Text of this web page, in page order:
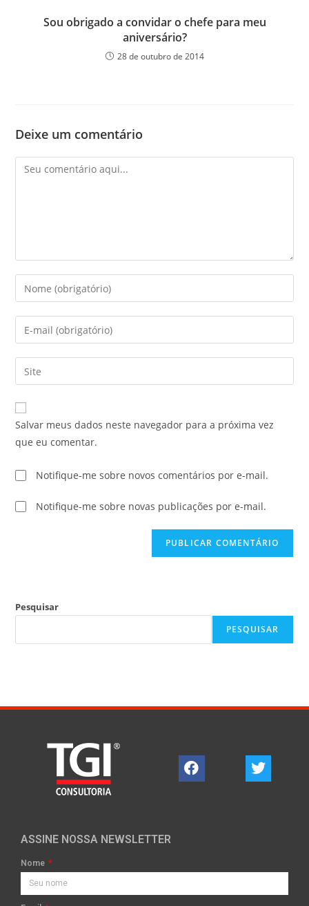
Sou obrigado a convidar o chefe para meu
aniversário?
28 de outubro de 2014
Deixe um comentário
Salvar meus dados neste navegador para a próxima vez
que eu comentar.
Notifique-me sobre novos comentários por e-mail.
Notifique-me sobre novas publicações por e-mail.
Pesquisar
PESQUISAR
ASSINE NOSSA NEWSLETTER
Nome